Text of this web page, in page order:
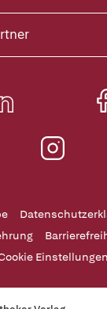
Einstellungen